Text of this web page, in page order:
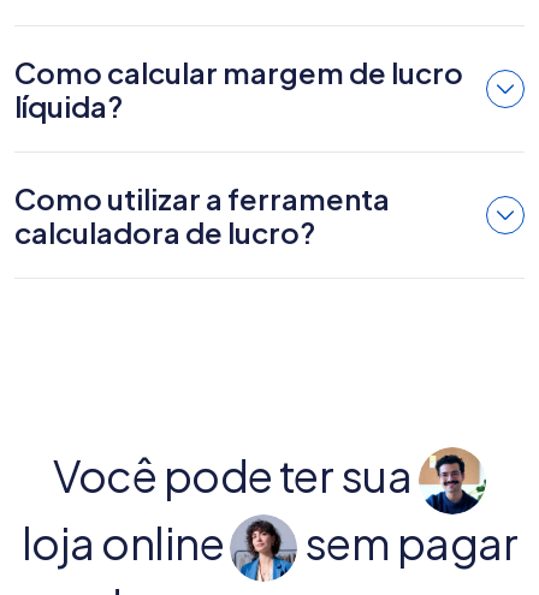
Como calcular margem de lucro
líquida?
Como utilizar a ferramenta
calculadora de lucro?
Você pode ter sua
loja online
sem pagar